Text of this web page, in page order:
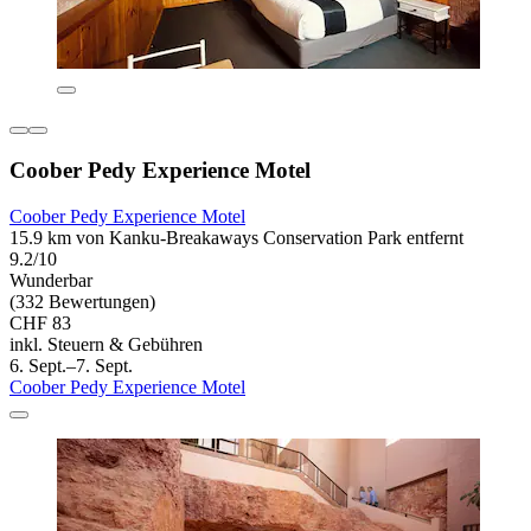
Coober Pedy Experience Motel
Coober Pedy Experience Motel
15.9 km von Kanku-Breakaways Conservation Park entfernt
9.2/10
Wunderbar
(332 Bewertungen)
CHF 83
inkl. Steuern & Gebühren
6. Sept.–7. Sept.
Coober Pedy Experience Motel